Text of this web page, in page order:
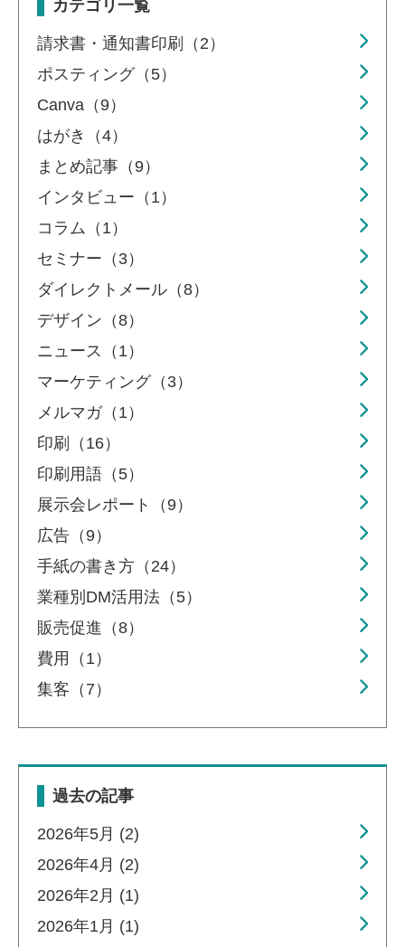
カテゴリ一覧
請求書・通知書印刷（2）
ポスティング（5）
Canva（9）
はがき（4）
まとめ記事（9）
インタビュー（1）
コラム（1）
セミナー（3）
ダイレクトメール（8）
デザイン（8）
ニュース（1）
マーケティング（3）
メルマガ（1）
印刷（16）
印刷用語（5）
展示会レポート（9）
広告（9）
手紙の書き方（24）
業種別DM活用法（5）
販売促進（8）
費用（1）
集客（7）
過去の記事
2026年5月 (2)
2026年4月 (2)
2026年2月 (1)
2026年1月 (1)